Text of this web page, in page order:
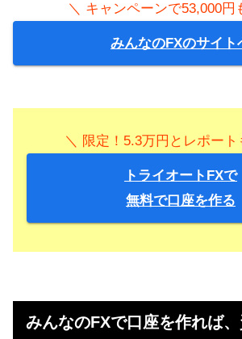
＼ キャンペーンで53,000円
みんなのFXのサイト
＼ 限定！5.3万円とレポート
トライオートFXで
無料で口座を作る
みんなのFXで口座を作れば